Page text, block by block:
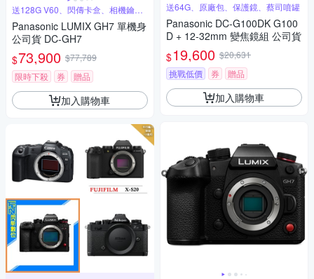
送128G V60、閃傳卡盒、相機鑰匙
圈
Panasonic LUMIX GH7 單機身
公司貨 DC-GH7
$73,900 $77,789
限時下殺
券 贈品
加入購物車
送64G、原廠包、保護鏡、蔡司噴罐
Panasonic DC-G100DK G100
D + 12-32mm 變焦鏡組 公司貨
$19,600 $20,631
挑戰低價
券 贈品
加入購物車